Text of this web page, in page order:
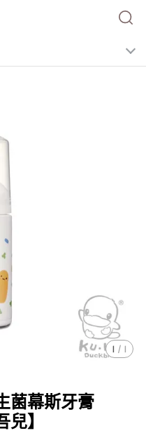
1 / 1
菌幕斯牙膏
】